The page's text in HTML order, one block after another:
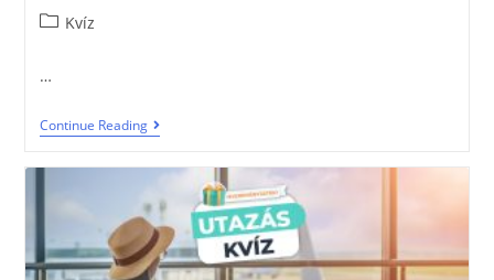
Kvíz
…
Continue Reading